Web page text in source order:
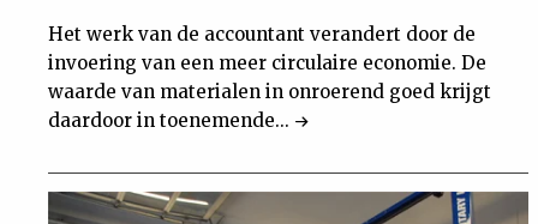
Het werk van de accountant verandert door de
invoering van een meer circulaire economie. De
waarde van materialen in onroerend goed krijgt
daardoor in toenemende...